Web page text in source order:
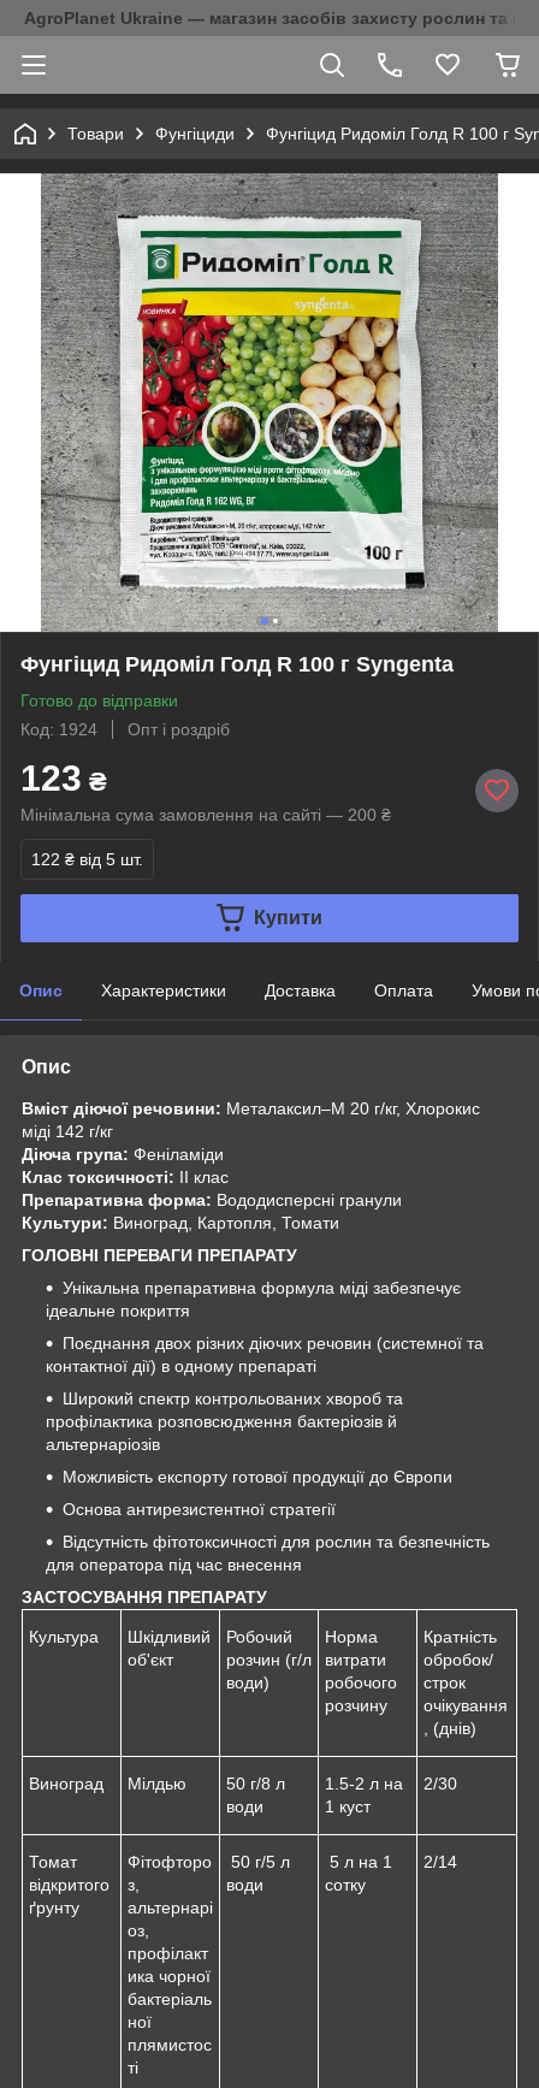
AgroPlanet Ukraine — магазин засобів захисту рослин та
Товари Фунгіциди Фунгіцид Ридоміл Голд R 100 г
Фунгіцид Ридоміл Голд R 100 г Syngenta
Готово до відправки
Код: 1924
Опт і роздріб
123 ₴
Мінімальна сума замовлення на сайті — 200 ₴
122 ₴ від 5 шт.
Купити
Опис Характеристики Доставка Оплата Умови
Опис
Вміст діючої речовини: Металаксил–М 20 г/кг, Хлорокис
міді 142 г/кг
Діюча група: Феніламіди
Клас токсичності: II клас
Препаративна форма: Вододисперсні гранули
Культури: Виноград, Картопля, Томати
ГОЛОВНІ ПЕРЕВАГИ ПРЕПАРАТУ
Унікальна препаративна формула міді забезпечує
ідеальне покриття
Поєднання двох різних діючих речовин (системної та
контактної дії) в одному препараті
Широкий спектр контрольованих хвороб та
профілактика розповсюдження бактеріозів й
альтернаріозів
Можливість експорту готової продукції до Європи
Основа антирезистентної стратегії
Відсутність фітотоксичності для рослин та безпечність
для оператора під час внесення
ЗАСТОСУВАННЯ ПРЕПАРАТУ
Культура
Шкідливий
об'єкт
Робочий
розчин (г/л
води)
Норма
витрати
робочого
розчину
Кратність
обробок/
строк
очікування
, (днів)
Виноград Мілдью
50 г/8 л
води
1.5-2 л на
1 куст
2/30
Томат
відкритого
ґрунту
Фітофторо
з,
альтернарі
оз,
профілакт
ика чорної
бактеріаль
ної
плямистос
ті
50 г/5 л
води
5 л на 1
сотку
2/14